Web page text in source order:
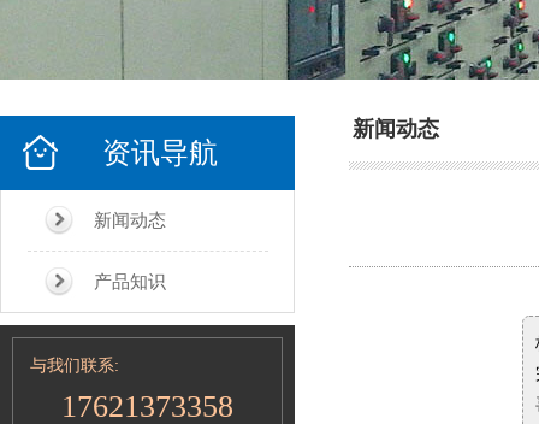
资讯导航
新闻动态
产品知识
与我们联系:
17621373358
新闻动态